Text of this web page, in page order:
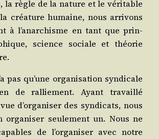
la règle de la nature et le véri­table
créa­ture humaine, nous arri­vons
à l’anarchisme en tant que prin­
science sociale et théo­rie
pas qu’une orga­ni­sa­tion syn­di­cale
de ral­lie­ment. Ayant tra­vaillé
d’organiser des syn­di­cats, nous
orga­ni­ser seule­ment un. Nous ne
de l’organiser avec notre